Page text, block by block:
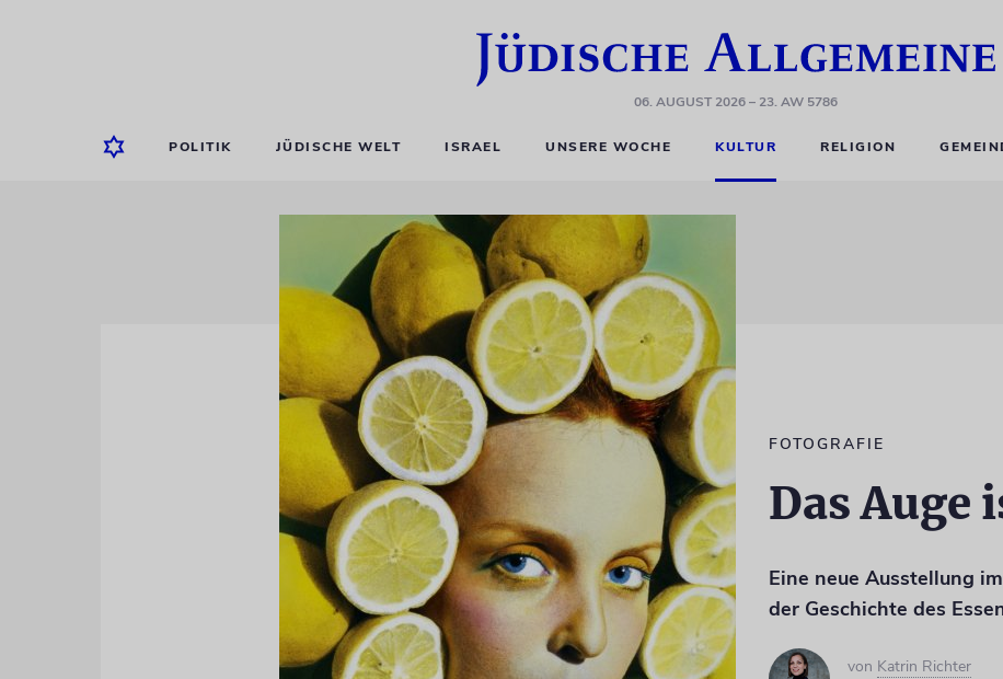
06. AUGUST 2026– 23. AW 5786
POLITIK JÜDISCHE WELT ISRAEL UNSERE WOCHE KULTUR RELIGION
FOTOGRAFIE
Das Auge
Eine neue Ausstellung
der Geschichte des
von Katrin Richter